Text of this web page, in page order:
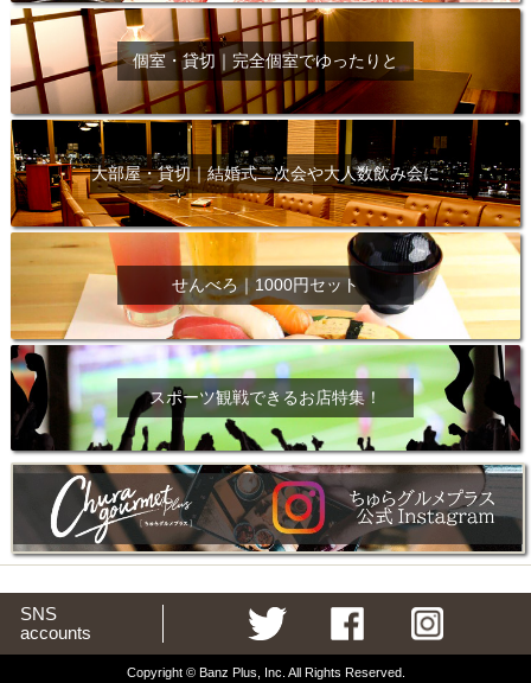
個室・貸切｜完全個室でゆったりと
大部屋・貸切｜結婚式二次会や大人数飲み会に
せんべろ｜1000円セット
スポーツ観戦できるお店特集！
SNS
accounts
Copyright © Banz Plus, Inc. All Rights Reserved.